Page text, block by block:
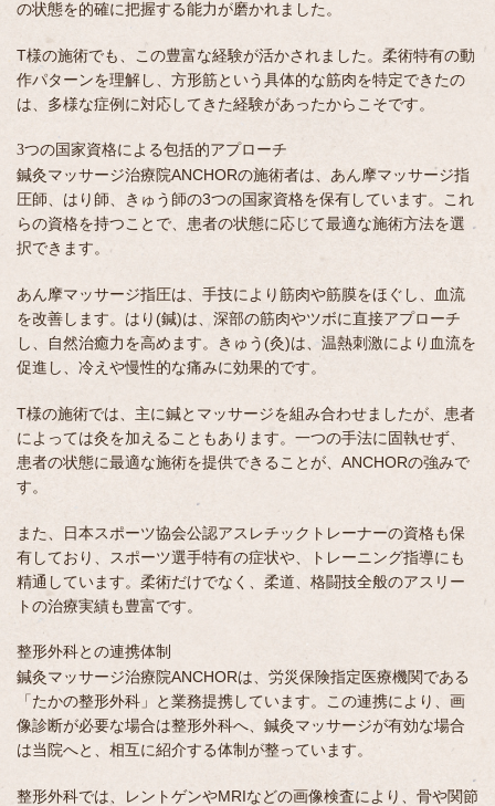
の状態を的確に把握する能力が磨かれました。
T様の施術でも、この豊富な経験が活かされました。柔術特有の動
作パターンを理解し、方形筋という具体的な筋肉を特定できたの
は、多様な症例に対応してきた経験があったからこそです。
3つの国家資格による包括的アプローチ
鍼灸マッサージ治療院ANCHORの施術者は、あん摩マッサージ指
圧師、はり師、きゅう師の3つの国家資格を保有しています。これ
らの資格を持つことで、患者の状態に応じて最適な施術方法を選
択できます。
あん摩マッサージ指圧は、手技により筋肉や筋膜をほぐし、血流
を改善します。はり(鍼)は、深部の筋肉やツボに直接アプローチ
し、自然治癒力を高めます。きゅう(灸)は、温熱刺激により血流を
促進し、冷えや慢性的な痛みに効果的です。
T様の施術では、主に鍼とマッサージを組み合わせましたが、患者
によっては灸を加えることもあります。一つの手法に固執せず、
患者の状態に最適な施術を提供できることが、ANCHORの強みで
す。
また、日本スポーツ協会公認アスレチックトレーナーの資格も保
有しており、スポーツ選手特有の症状や、トレーニング指導にも
精通しています。柔術だけでなく、柔道、格闘技全般のアスリー
トの治療実績も豊富です。
整形外科との連携体制
鍼灸マッサージ治療院ANCHORは、労災保険指定医療機関である
「たかの整形外科」と業務提携しています。この連携により、画
像診断が必要な場合は整形外科へ、鍼灸マッサージが有効な場合
は当院へと、相互に紹介する体制が整っています。
整形外科では、レントゲンやMRIなどの画像検査により、骨や関節